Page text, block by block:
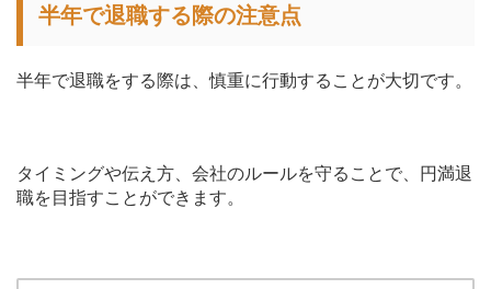
半年で退職する際の注意点
半年で退職をする際は、慎重に行動することが大切です。
タイミングや伝え方、会社のルールを守ることで、円満退
職を目指すことができます。